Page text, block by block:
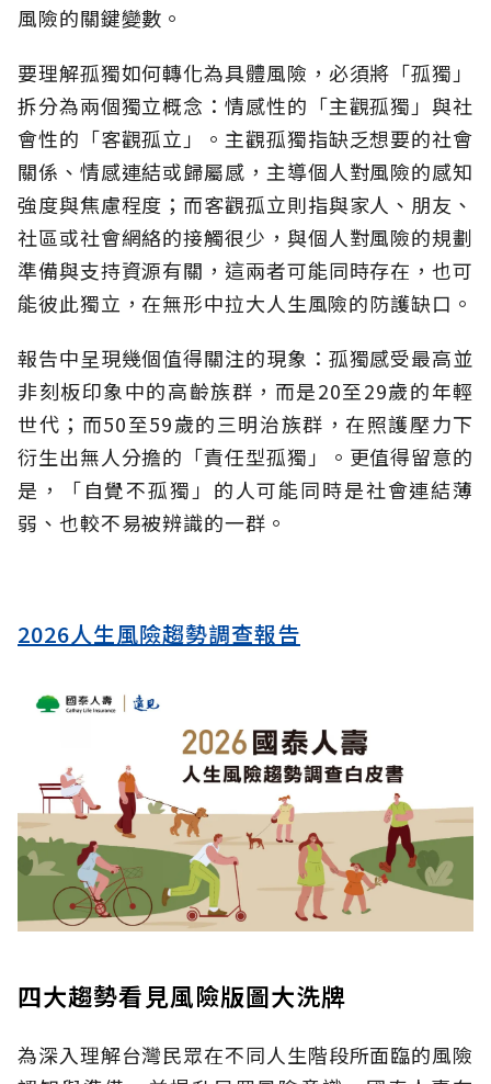
風險的關鍵變數。
要理解孤獨如何轉化為具體風險，必須將「孤獨」
拆分為兩個獨立概念：情感性的「主觀孤獨」與社
會性的「客觀孤立」。主觀孤獨指缺乏想要的社會
關係、情感連結或歸屬感，主導個人對風險的感知
強度與焦慮程度；而客觀孤立則指與家人、朋友、
社區或社會網絡的接觸很少，與個人對風險的規劃
準備與支持資源有關，這兩者可能同時存在，也可
能彼此獨立，在無形中拉大人生風險的防護缺口。
報告中呈現幾個值得關注的現象：孤獨感受最高並
非刻板印象中的高齡族群，而是20至29歲的年輕
世代；而50至59歲的三明治族群，在照護壓力下
衍生出無人分擔的「責任型孤獨」。更值得留意的
是，「自覺不孤獨」的人可能同時是社會連結薄
弱、也較不易被辨識的一群。
2026人生風險趨勢調查報告
四大趨勢看見風險版圖大洗牌
為深入理解台灣民眾在不同人生階段所面臨的風險